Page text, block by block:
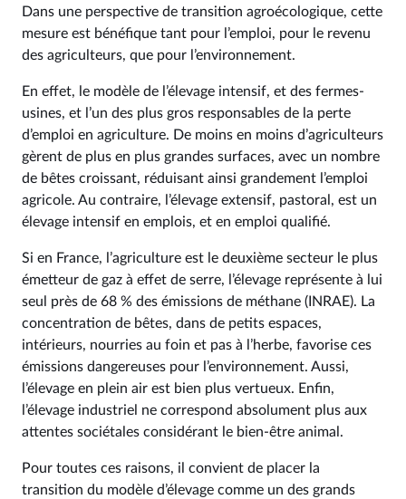
Dans une perspective de transition agroécologique, cette
mesure est bénéfique tant pour l’emploi, pour le revenu
des agriculteurs, que pour l’environnement.
En effet, le modèle de l’élevage intensif, et des fermes-
usines, et l’un des plus gros responsables de la perte
d’emploi en agriculture. De moins en moins d’agriculteurs
gèrent de plus en plus grandes surfaces, avec un nombre
de bêtes croissant, réduisant ainsi grandement l’emploi
agricole. Au contraire, l’élevage extensif, pastoral, est un
élevage intensif en emplois, et en emploi qualifié.
Si en France, l’agriculture est le deuxième secteur le plus
émetteur de gaz à effet de serre, l’élevage représente à lui
seul près de 68 % des émissions de méthane (INRAE). La
concentration de bêtes, dans de petits espaces,
intérieurs, nourries au foin et pas à l’herbe, favorise ces
émissions dangereuses pour l’environnement. Aussi,
l’élevage en plein air est bien plus vertueux. Enfin,
l’élevage industriel ne correspond absolument plus aux
attentes sociétales considérant le bien-être animal.
Pour toutes ces raisons, il convient de placer la
transition du modèle d’élevage comme un des grands